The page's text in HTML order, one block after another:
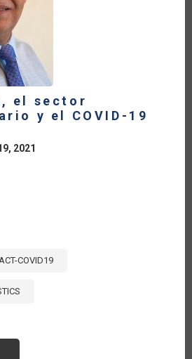
el sector
y el COVID-19
2021
COVID19